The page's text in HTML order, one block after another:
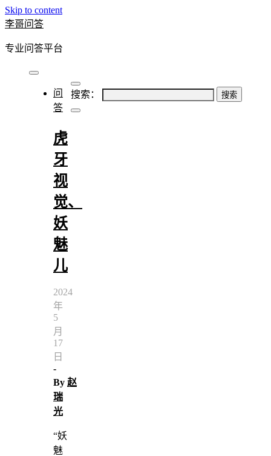
Skip to content
李哥问答
专业问答平台
搜索：
问
答
虎
牙
视
觉、
妖
魅
儿
2024
年
5
月
17
日
-
By 赵
瑞
光
“妖
魅